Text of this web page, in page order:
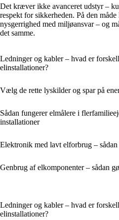
Det kræver ikke avanceret udstyr –
respekt for sikkerheden. På den
nysgerrighed med miljøansvar – og
det samme.
Ledninger og kabler – hvad er
elinstallationer?
Vælg de rette lyskilder og spar på
Sådan fungerer elmålere i
installationer
Elektronik med lavt elforbrug –
Genbrug af elkomponenter – sådan
Ledninger og kabler – hvad er
elinstallationer?